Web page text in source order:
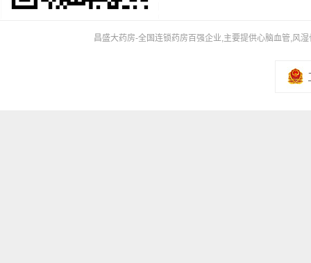
昌盛大药房-全国连锁药房百强企业,主要提供心脑血管,风